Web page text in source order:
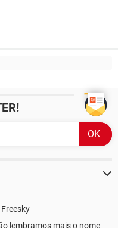
lembramos mais o nome